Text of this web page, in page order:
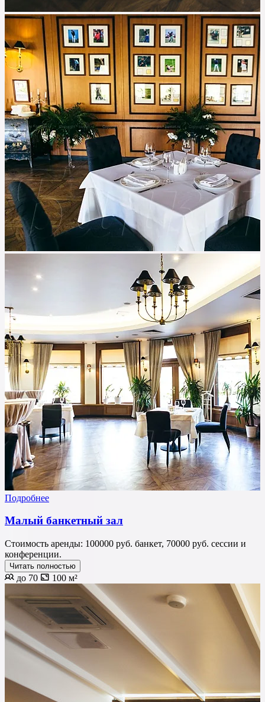
Подробнее
Малый банкетный зал
Стоимость аренды: 100000 руб. банкет, 70000 руб. сессии и
конференции.
Читать полностью
до 70 100 м²